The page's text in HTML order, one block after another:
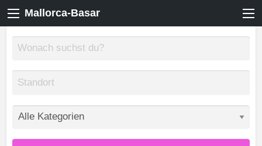
Mallorca-Basar